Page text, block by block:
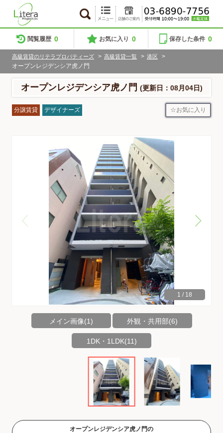
閲覧履歴 0 お気に入り 0 保存した条件 0
高級賃貸のリテラプロパティーズ > 高級賃貸一覧 > 港区
>
オープンレジデンシア虎ノ門
オープンレジデンシア虎ノ門 (更新日：08月04日)
分譲賃貸 デザイナーズ お気に入り
1 / 18
メイン画像(1) 外観・共用部(6)
1DK・1LDK(11)
オープンレジデンシア虎ノ門の